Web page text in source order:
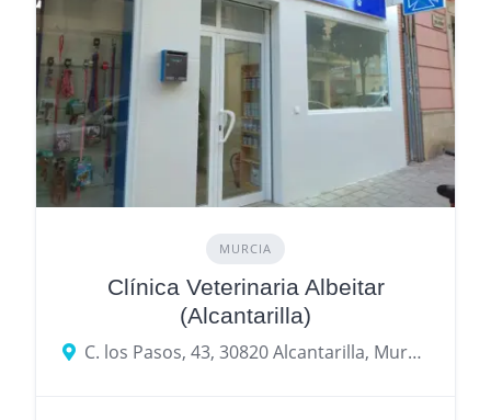
MURCIA
Clínica Veterinaria Albeitar
(Alcantarilla)
C. los Pasos, 43, 30820 Alcantarilla, Murcia